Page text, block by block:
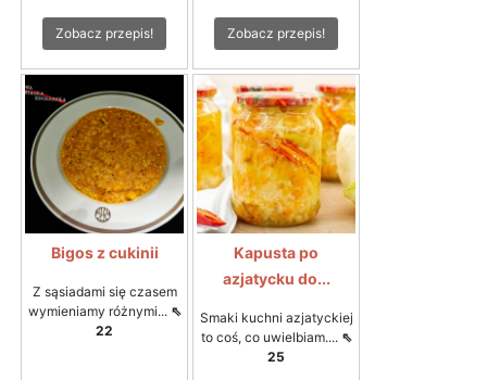
Zobacz przepis! Zobacz przepis!
Bigos z cukinii
Z sąsiadami się czasem
wymieniamy różnymi... ⇖
22
Kapusta po
azjatycku do...
Smaki kuchni azjatyckiej
to coś, co uwielbiam.... ⇖
25